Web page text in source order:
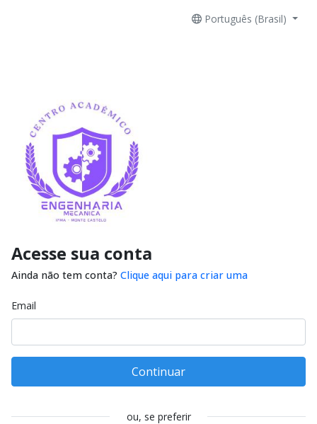
Português (Brasil)
Acesse sua conta
Ainda não tem conta? Clique aqui para criar uma
Email
Continuar
ou, se preferir